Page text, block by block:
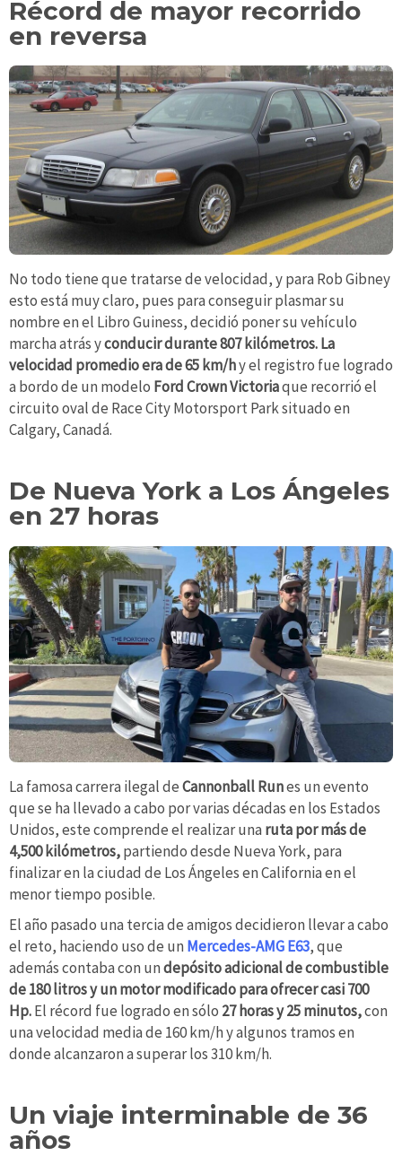
Récord de mayor recorrido
en reversa
No todo tiene que tratarse de velocidad, y para Rob Gibney
esto está muy claro, pues para conseguir plasmar su
nombre en el Libro Guiness, decidió poner su vehículo
marcha atrás yconducir durante 807 kilómetros. La
velocidad promedio era de 65 km/hy el registro fue logrado
a bordo de un modelo Ford Crown Victoriaque recorrió el
circuito oval de Race City Motorsport Park situado en
Calgary, Canadá.
De Nueva York a Los Ángeles
en 27 horas
La famosa carrera ilegal deCannonball Runes un evento
que se ha llevado a cabo por varias décadas en los Estados
Unidos, este comprende el realizar una ruta por más de
4,500 kilómetros,partiendo desde Nueva York, para
finalizar en la ciudad de Los Ángeles en California en el
menor tiempo posible.
El año pasado una tercia de amigos decidieron llevar a cabo
el reto, haciendo uso de un Mercedes-AMG E63, que
además contaba con undepósito adicional de combustible
de 180 litros y un motor modificado para ofrecer casi 700
Hp.El récord fue logrado en sólo 27 horas y 25 minutos,con
una velocidad media de 160 km/h y algunos tramos en
donde alcanzaron a superar los 310 km/h.
Un viaje interminable de 36
años